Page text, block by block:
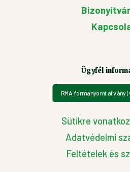
Ügyfél
RMA formanyomtatvány
Sütikre
Adatvédelmi
Feltételek és